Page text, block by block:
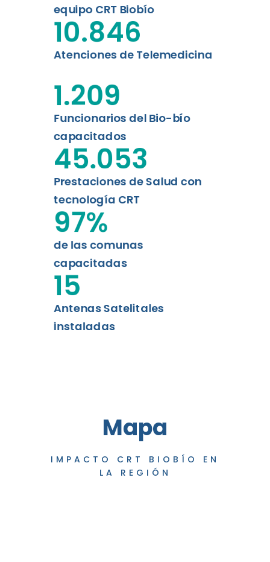
equipo CRT Biobío
Atenciones de Telemedicina
10.846
Funcionarios del Bio-bío
capacitados
1.209
Prestaciones de Salud con
tecnología CRT
45.053
de las comunas
capacitadas
97%
Antenas Satelitales
instaladas
15
Mapa
IMPACTO CRT BIOBÍO EN
LA REGIÓN